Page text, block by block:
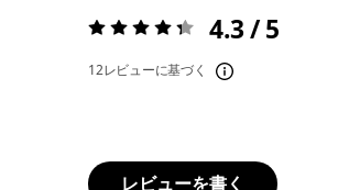
評価:4.3 / 5 4.3 / 5
12レビューに基づく
レビューを書く